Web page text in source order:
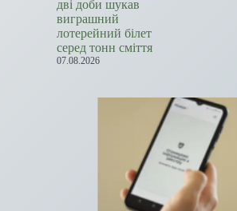
дві доби шукав
виграшний
лотерейний білет
серед тонн сміття
07.08.2026